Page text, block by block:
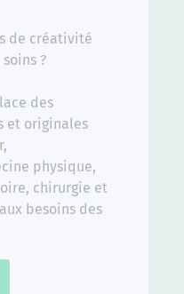
de créativité
?
des
et originales
physique,
chirurgie et
besoins des